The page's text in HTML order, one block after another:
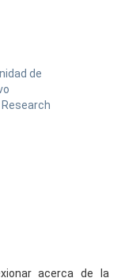
de
Research
acerca de la